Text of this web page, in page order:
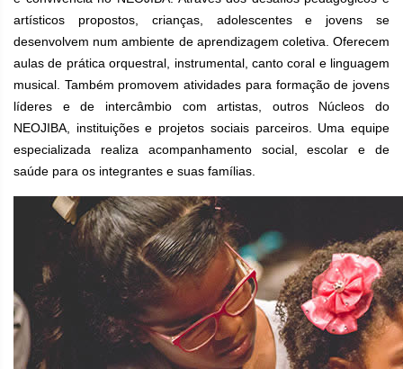
artísticos propostos, crianças, adolescentes e jovens se
desenvolvem num ambiente de aprendizagem coletiva. Oferecem
aulas de prática orquestral, instrumental, canto coral e linguagem
musical. Também promovem atividades para formação de jovens
líderes e de intercâmbio com artistas, outros Núcleos do
NEOJIBA, instituições e projetos sociais parceiros. Uma equipe
especializada realiza acompanhamento social, escolar e de
saúde para os integrantes e suas famílias.